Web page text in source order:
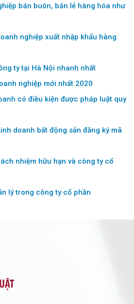
bán buôn, bán lẻ hàng hóa như
nghiệp xuất nhập khẩu hàng
ty tại Hà Nội nhanh nhất
nghiệp mới nhất 2020
có điều kiện được pháp luật quy
doanh bất động sản đăng ký mã
nhiệm hữu hạn và công ty cổ
lý trong công ty cổ phần